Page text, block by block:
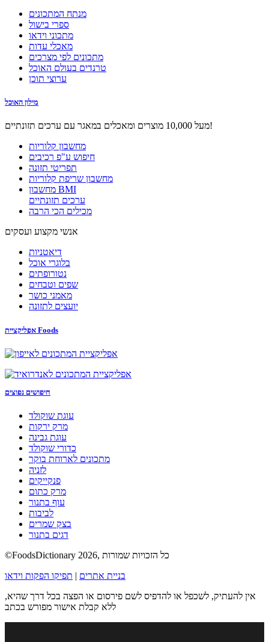
מנתח המתכונים
ספרי בישול
מתכוני וידאו
מאכלי עדות
מתכונים לפי מצרכים
טרנדים בעולם האוכל
ערוצי תוכן
מילון האוכל
מעל 10,000 מוצרים ומאכלים במאגר עם ערכים תזונתיים!
מחשבון קלוריות
חיפוש ע"פ רכיבים
תפריטי תזונה
מחשבון שריפת קלוריות
מחשבון BMI
ערכים תזונתיים
מכילים הכי הרבה
אנשי מקצוע ועסקים
דיאטניות
בלוגרי אוכל
נטורופתים
שפים וטבחים
מאמני כושר
יועצים לתזונה
אפליקציית Foods
חיפושים נפוצים
עוגת שוקולד
מרק ירקות
עוגת גבינה
כדורי שוקולד
מתכונים לארוחת בוקר
לזניה
פנקייקים
מרק כתום
עוף בתנור
לביבות
בצק שמרים
דגים בתנור
©FoodsDictionary 2026, כל הזכויות שמורות
בניית אתרים | תפיקו הפקות וידאו
אין להעתיק, לשכפל או להדפיס לשם פירסום או הפצה בכל דרך שהיא,
ללא קבלת אישור מפורש בכתב